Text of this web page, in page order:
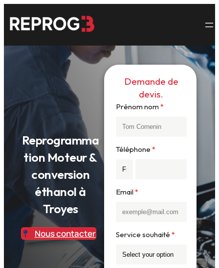
au
contenu
Reprogramma
tion Moteur &
conversion
éthanol à
Troyes
Nous contacter
Demande de
devis.
Prénom nom
Téléphone
Email
Service souhaité